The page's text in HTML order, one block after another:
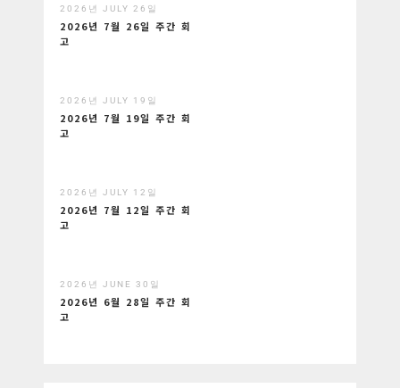
2026년 JULY 26일
2026년 7월 26일 주간 회
고
2026년 JULY 19일
2026년 7월 19일 주간 회
고
2026년 JULY 12일
2026년 7월 12일 주간 회
고
2026년 JUNE 30일
2026년 6월 28일 주간 회
고